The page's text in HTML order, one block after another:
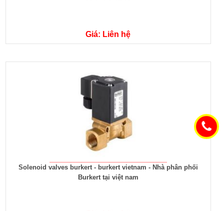
Giá: Liên hệ
Solenoid valves burkert - burkert vietnam - Nhà phân phối
Burkert tại việt nam